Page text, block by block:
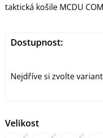
Velikost
taktická košile MCDU
Dostupnost:
Nejdříve si zvolte